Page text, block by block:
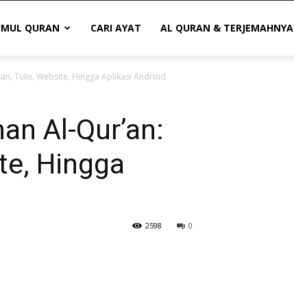
QURAN CARI AYAT AL QURAN & TERJEMAHNYA
Tulis, Website, Hingga Aplikasi Android
Al-Qur’an:
Hingga
0
2598